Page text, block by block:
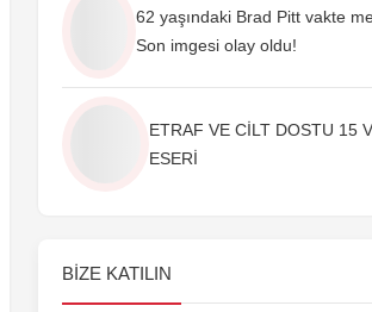
62 yaşındaki Brad Pitt vakte
Son imgesi olay oldu!
ETRAF VE CİLT DOSTU 15
ESERİ
BIZE KATILIN